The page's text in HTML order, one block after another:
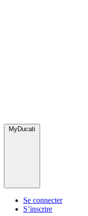
MyDucati
Se connecter
S’inscrire